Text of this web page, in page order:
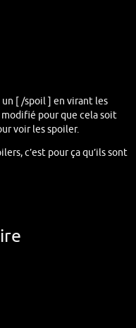
[ /spoil ] en virant les
modifié pour que cela soit
voir les spoiler.
c’est pour ça qu’ils sont